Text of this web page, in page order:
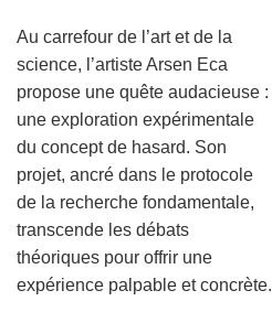
Au carrefour de l’art et de la
science, l’artiste Arsen Eca
propose une quête audacieuse :
une exploration expérimentale
du concept de hasard. Son
projet, ancré dans le protocole
de la recherche fondamentale,
transcende les débats
théoriques pour offrir une
expérience palpable et concrète.